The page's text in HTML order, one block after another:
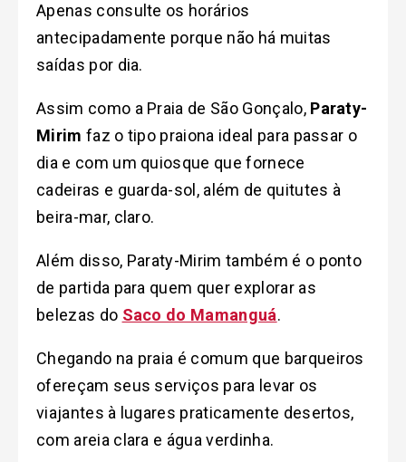
Apenas consulte os horários
antecipadamente porque não há muitas
saídas por dia.
Assim como a Praia de São Gonçalo, Paraty-
Mirim faz o tipo praiona ideal para passar o
dia e com um quiosque que fornece
cadeiras e guarda-sol, além de quitutes à
beira-mar, claro.
Além disso, Paraty-Mirim também é o ponto
de partida para quem quer explorar as
belezas do Saco do Mamanguá.
Chegando na praia é comum que barqueiros
ofereçam seus serviços para levar os
viajantes à lugares praticamente desertos,
com areia clara e água verdinha.